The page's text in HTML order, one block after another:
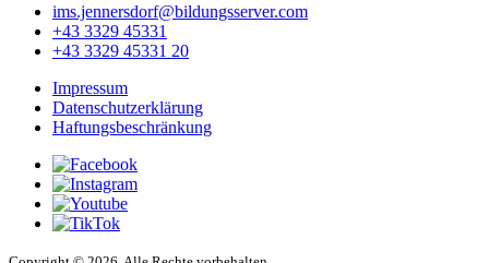
ims.jennersdorf@bildungsserver.com
+43 3329 45331
+43 3329 45331 20
Impressum
Datenschutzerklärung
Haftungsbeschränkung